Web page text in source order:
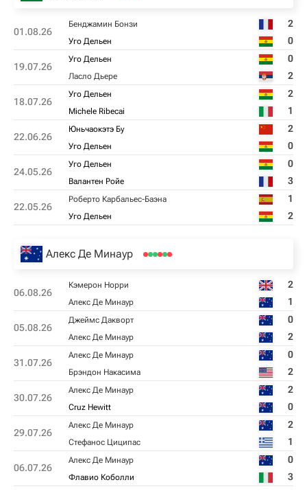
01.08.26
Бенджамин Бонзи 2
Уго Дельен 0
19.07.26
Уго Дельен 0
Ласло Дьере 2
18.07.26
Уго Дельен 2
Michele Ribecai 1
22.06.26
Юньчаокэтэ Бу 2
Уго Дельен 0
24.05.26
Уго Дельен 0
Валантен Ройе 3
22.05.26
Роберто Карбальес-Баэна 1
Уго Дельен 2
Алекс Де Минаур
06.08.26
Кэмерон Норри 2
Алекс Де Минаур 1
05.08.26
Джеймс Дакворт 0
Алекс Де Минаур 2
31.07.26
Алекс Де Минаур 0
Брэндон Накаcима 2
30.07.26
Алекс Де Минаур 2
Cruz Hewitt 0
29.07.26
Алекс Де Минаур 2
Стефанос Циципас 1
06.07.26
Алекс Де Минаур 0
Флавио Коболли 3